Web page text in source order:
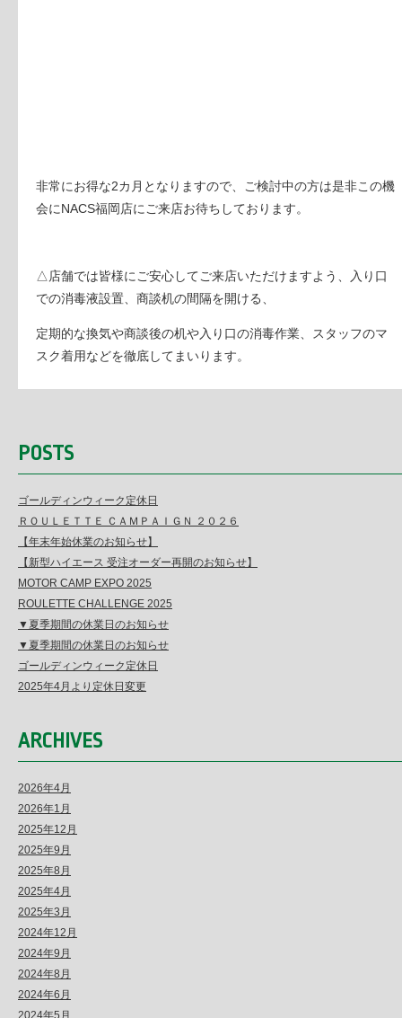
非常にお得な2カ月となりますので、ご検討中の方は是非この機
会にNACS福岡店にご来店お待ちしております。
△店舗では皆様にご安心してご来店いただけますよう、入り口
での消毒液設置、商談机の間隔を開ける、
定期的な換気や商談後の机や入り口の消毒作業、スタッフのマ
スク着用などを徹底してまいります。
POSTS
ゴールディンウィーク定休日
ＲＯＵＬＥＴＴＥ ＣＡＭＰＡＩＧＮ ２０２６
【年末年始休業のお知らせ】
【新型ハイエース 受注オーダー再開のお知らせ】
MOTOR CAMP EXPO 2025
ROULETTE CHALLENGE 2025
▼夏季期間の休業日のお知らせ
▼夏季期間の休業日のお知らせ
ゴールディンウィーク定休日
2025年4月より定休日変更
ARCHIVES
2026年4月
2026年1月
2025年12月
2025年9月
2025年8月
2025年4月
2025年3月
2024年12月
2024年9月
2024年8月
2024年6月
2024年5月